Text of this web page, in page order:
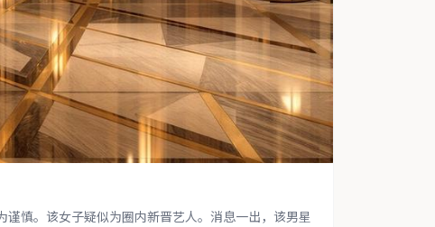
慎。该女子疑似为圈内新晋艺人。消息一出，该男星